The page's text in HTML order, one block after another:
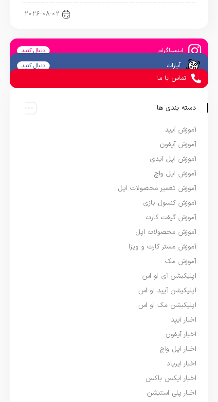
2026-08-02
اینستاگرام دنبال کنید
آپارات دنبال کنید
تماس با ما
دسته بندی ها
آموزش آیپد
آموزش آیفون
آموزش اپل آیدی
آموزش اپل واچ
آموزش تعمیر محصولات اپل
آموزش کنسول بازی
آموزش گیفت کارت
آموزش محصولات اپل
آموزش مستر کارت و ویزا
آموزش مک
اپلیکیشن آی او اس
اپلیکیشن آیپد او اس
اپلیکیشن مک او اس
اخبار آیپد
اخبار آیفون
اخبار اپل واچ
اخبار ایرپاد
اخبار ایکس باکس
اخبار پلی استیشن